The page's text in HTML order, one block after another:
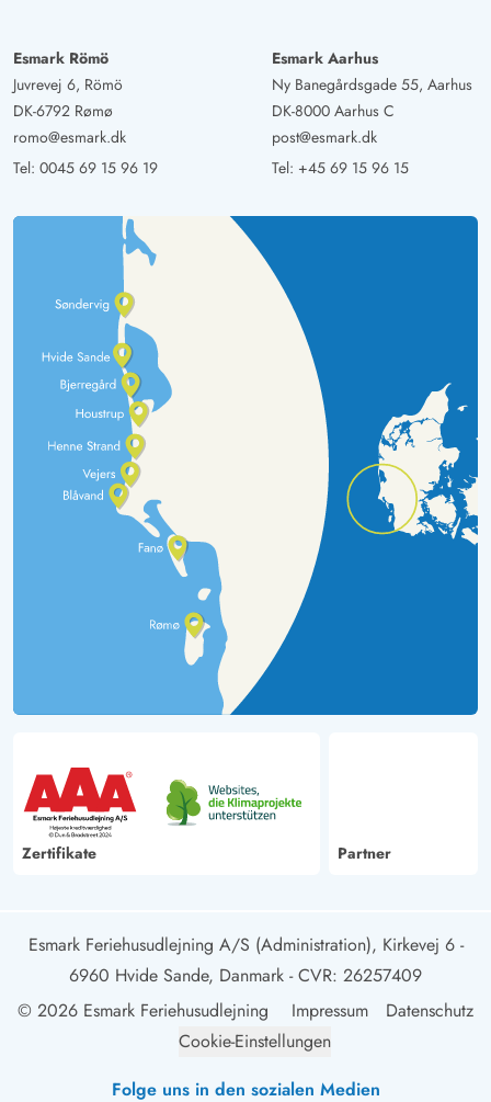
Esmark Römö
Juvrevej 6, Römö
DK-6792 Rømø
romo@esmark.dk
Tel: 0045 69 15 96 19
Esmark Aarhus
Ny Banegårdsgade 55, Aarhus
DK-8000 Aarhus C
post@esmark.dk
Tel: +45 69 15 96 15
Zertifikate Partner
Esmark Feriehusudlejning A/S (Administration), Kirkevej 6 -
6960 Hvide Sande, Danmark - CVR: 26257409
© 2026 Esmark Feriehusudlejning
Impressum
Datenschutz
Cookie-Einstellungen
Folge uns in den sozialen Medien